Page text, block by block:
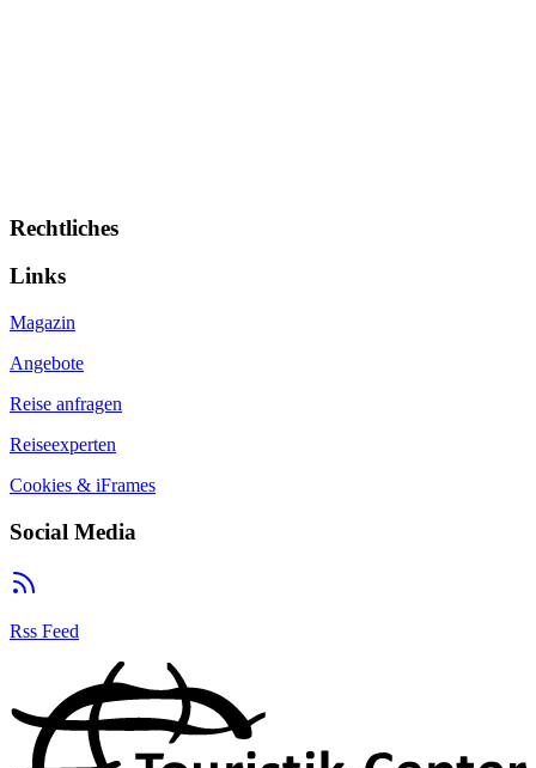
Rechtliches
Links
Magazin
Angebote
Reise anfragen
Reiseexperten
Cookies & iFrames
Social Media
Rss Feed